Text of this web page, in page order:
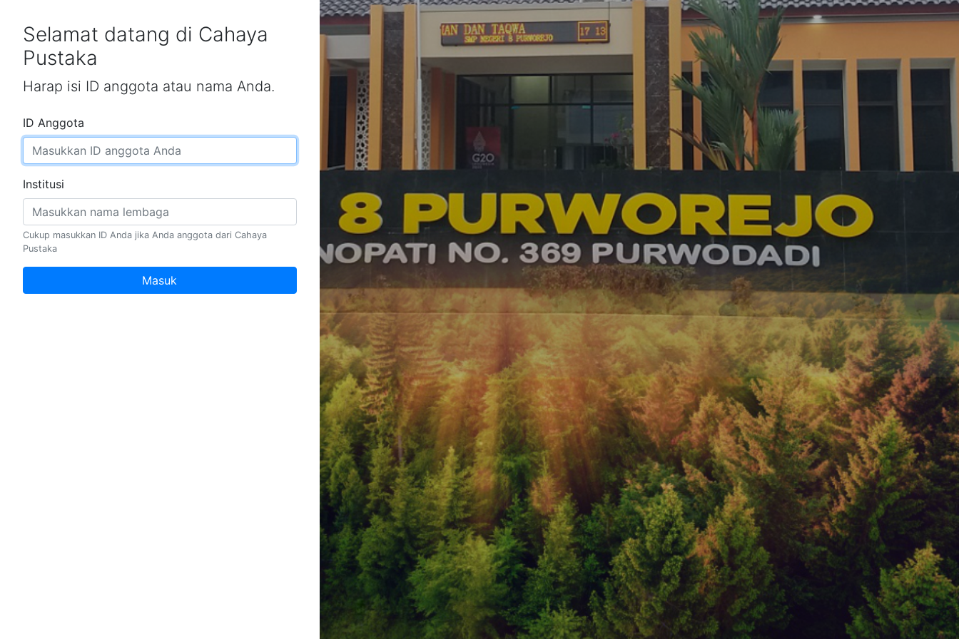
Selamat datang di Cahaya
Pustaka
Harap isi ID anggota atau nama Anda.
ID Anggota
Institusi
Cukup masukkan ID Anda jika Anda anggota dari Cahaya
Pustaka
Masuk